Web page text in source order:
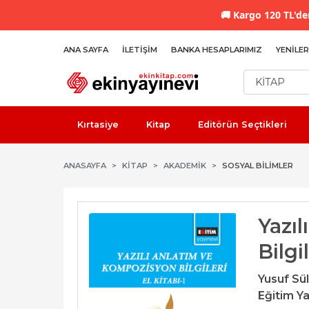
🚚 Kargo 120
ANA SAYFA İLETIŞIM BANKA HESAPLARIMIZ YENILER
Kırtasiye Kitap Editörün Seçtikleri
ANASAYFA KİTAP AKADEMIK SOSYAL BILIMLER
Yusuf
Eğitim